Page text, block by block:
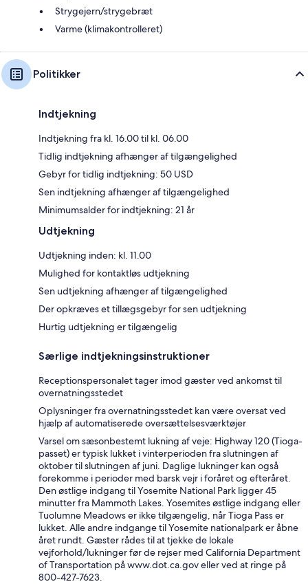
Strygejern/strygebræt
Varme (klimakontrolleret)
Politikker
Indtjekning
Indtjekning fra kl. 16.00 til kl. 06.00
Tidlig indtjekning afhænger af tilgængelighed
Gebyr for tidlig indtjekning: 50 USD
Sen indtjekning afhænger af tilgængelighed
Minimumsalder for indtjekning: 21 år
Udtjekning
Udtjekning inden: kl. 11.00
Mulighed for kontaktløs udtjekning
Sen udtjekning afhænger af tilgængelighed
Der opkræves et tillægsgebyr for sen udtjekning
Hurtig udtjekning er tilgængelig
Særlige indtjekningsinstruktioner
Receptionspersonalet tager imod gæster ved ankomst til
overnatningsstedet
Oplysninger fra overnatningsstedet kan være oversat ved
hjælp af automatiserede oversættelsesværktøjer
Varsel om sæsonbestemt lukning af veje: Highway 120 (Tioga-
passet) er typisk lukket i vinterperioden fra slutningen af
oktober til slutningen af juni. Daglige lukninger kan også
forekomme i perioder med barsk vejr i foråret og efteråret.
Den østlige indgang til Yosemite National Park ligger 45
minutter fra Mammoth Lakes. Yosemites østlige indgang eller
Tuolumne Meadows er ikke tilgængelig, når Tioga Pass er
lukket. Alle andre indgange til Yosemite nationalpark er åbne
året rundt. Gæster rådes til at tjekke de lokale
vejforhold/lukninger før de rejser med California Department
of Transportation på www.dot.ca.gov eller ved at ringe på
800-427-7623.